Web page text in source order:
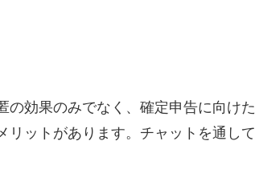
の効果のみでなく、確定申告に向け
リットがあります。チャットを通し